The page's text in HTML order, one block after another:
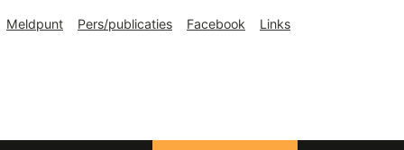
Meldpunt Pers/publicaties Facebook Links